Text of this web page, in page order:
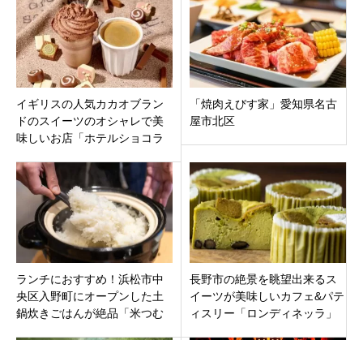
イギリスの人気カカオブラン
ドのスイーツのオシャレで美
味しいお店「ホテルショコラ
ンモール新潟南 1F
「焼肉えびす家」愛知県名古
屋市北区
ランチにおすすめ！浜松市中
央区入野町にオープンした土
鍋炊きごはんが絶品「米つむ
長野市の絶景を眺望出来るス
イーツが美味しいカフェ&パテ
ィスリー「ロンディネッラ」